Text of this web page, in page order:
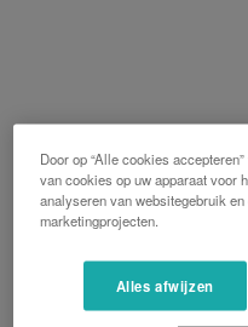
Door op “Alle cookies
van cookies op uw apparaat voor
analyseren van websitegebruik
marketingprojecten.
Alles afwijzen